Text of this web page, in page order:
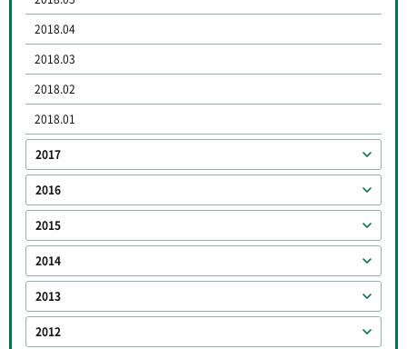
2018.04
2018.03
2018.02
2018.01
2017
2016
2015
2014
2013
2012